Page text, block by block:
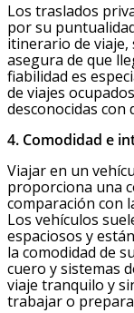
Los traslados
por su
itinerario de viaje,
asegura de que
fiabilidad es
de viajes
desconocidas con
4. Comodidad e
Viajar en un
proporciona una
comparación con
Los vehículos
espaciosos y
la comodidad de
cuero y sistemas
viaje tranquilo y
trabajar o